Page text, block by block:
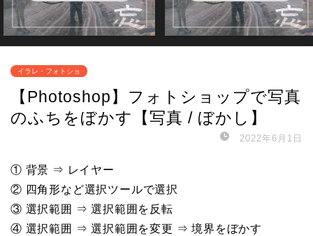
イラレ・フォトショ
【Photoshop】フォトショップで写真
のふちをぼかす【写真 / ぼかし】
2022年6月1日
① 背景 ⇒ レイヤー
② 四角形など選択ツールで選択
③ 選択範囲 ⇒ 選択範囲を反転
④ 選択範囲 ⇒ 選択範囲を変更 ⇒ 境界をぼかす